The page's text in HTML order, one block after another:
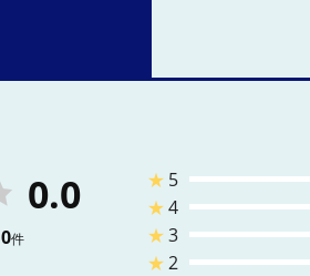
0.0
0件
★ 5
★4
★3
★2